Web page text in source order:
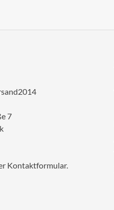
7
Kontaktformular.